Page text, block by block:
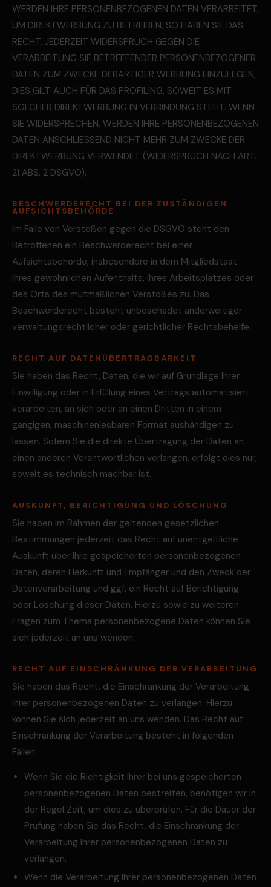
WERDEN IHRE PERSONENBEZOGENEN DATEN VERARBEITET,
UM DIREKTWERBUNG ZU BETREIBEN, SO HABEN SIE DAS
RECHT, JEDERZEIT WIDERSPRUCH GEGEN DIE
VERARBEITUNG SIE BETREFFENDER PERSONENBEZOGENER
DATEN ZUM ZWECKE DERARTIGER WERBUNG EINZULEGEN;
DIES GILT AUCH FÜR DAS PROFILING, SOWEIT ES MIT
SOLCHER DIREKTWERBUNG IN VERBINDUNG STEHT. WENN
SIE WIDERSPRECHEN, WERDEN IHRE PERSONENBEZOGENEN
DATEN ANSCHLIESSEND NICHT MEHR ZUM ZWECKE DER
DIREKTWERBUNG VERWENDET (WIDERSPRUCH NACH ART.
21 ABS. 2 DSGVO).
BESCHWERDE­RECHT BEI DER ZUSTÄNDIGEN
AUFSICHTS­BEHÖRDE
Im Falle von Verstößen gegen die DSGVO steht den
Betroffenen ein Beschwerderecht bei einer
Aufsichtsbehörde, insbesondere in dem Mitgliedstaat
ihres gewöhnlichen Aufenthalts, ihres Arbeitsplatzes oder
des Orts des mutmaßlichen Verstoßes zu. Das
Beschwerderecht besteht unbeschadet anderweitiger
verwaltungsrechtlicher oder gerichtlicher Rechtsbehelfe.
RECHT AUF DATEN­ÜBERTRAG­BARKEIT
Sie haben das Recht, Daten, die wir auf Grundlage Ihrer
Einwilligung oder in Erfüllung eines Vertrags automatisiert
verarbeiten, an sich oder an einen Dritten in einem
gängigen, maschinenlesbaren Format aushändigen zu
lassen. Sofern Sie die direkte Übertragung der Daten an
einen anderen Verantwortlichen verlangen, erfolgt dies nur,
soweit es technisch machbar ist.
AUSKUNFT, BERICHTIGUNG UND LÖSCHUNG
Sie haben im Rahmen der geltenden gesetzlichen
Bestimmungen jederzeit das Recht auf unentgeltliche
Auskunft über Ihre gespeicherten personenbezogenen
Daten, deren Herkunft und Empfänger und den Zweck der
Datenverarbeitung und ggf. ein Recht auf Berichtigung
oder Löschung dieser Daten. Hierzu sowie zu weiteren
Fragen zum Thema personenbezogene Daten können Sie
sich jederzeit an uns wenden.
RECHT AUF EINSCHRÄNKUNG DER VERARBEITUNG
Sie haben das Recht, die Einschränkung der Verarbeitung
Ihrer personenbezogenen Daten zu verlangen. Hierzu
können Sie sich jederzeit an uns wenden. Das Recht auf
Einschränkung der Verarbeitung besteht in folgenden
Fällen:
Wenn Sie die Richtigkeit Ihrer bei uns gespeicherten
personenbezogenen Daten bestreiten, benötigen wir in
der Regel Zeit, um dies zu überprüfen. Für die Dauer der
Prüfung haben Sie das Recht, die Einschränkung der
Verarbeitung Ihrer personenbezogenen Daten zu
verlangen.
Wenn die Verarbeitung Ihrer personenbezogenen Daten